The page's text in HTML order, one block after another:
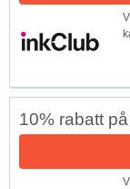
10% rabatt